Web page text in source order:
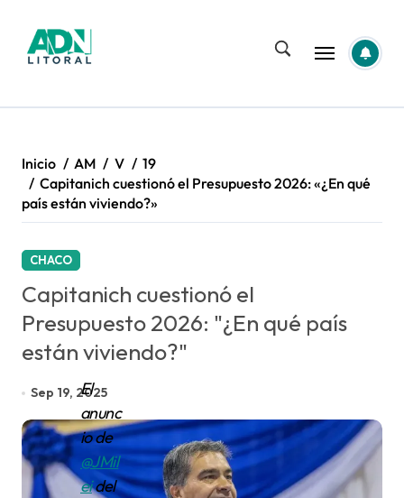
contenido
Inicio AM V
19
Capitanich cuestionó el Presupuesto 2026: «¿En qué
país están viviendo?»
CHACO
Capitanich cuestionó el
Presupuesto 2026: "¿En qué país
están viviendo?"
Sep 19, 2025
El
anunc
io de
@JMil
eidel